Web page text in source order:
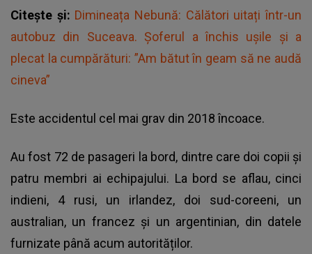
Citește și: Dimineața Nebună: Călători uitați într-un
autobuz din Suceava. Șoferul a închis ușile și a
plecat la cumpărături: ”Am bătut în geam să ne audă
cineva”
Este accidentul cel mai grav din 2018 încoace.
Au fost 72 de pasageri la bord, dintre care doi copii și
patru membri ai echipajului. La bord se aflau, cinci
indieni, 4 rusi, un irlandez, doi sud-coreeni, un
australian, un francez și un argentinian, din datele
furnizate până acum autorităților.